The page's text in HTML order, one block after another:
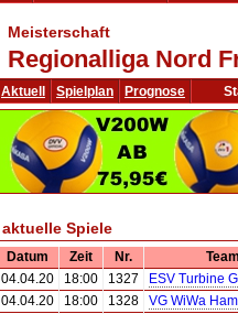
Meisterschaft
Regionalliga Nord
Aktuell Spielplan Prognose
aktuelle Spiele
Datum Zeit Nr.
04.04.20
18:00 1327
ESV Turbine
04.04.20
18:00 1328
VG WiWa